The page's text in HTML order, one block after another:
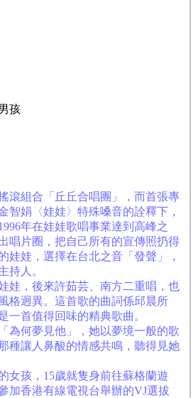
孩
滾組合「丘丘合唱團」，而首張專
智娟〈娃娃〉特殊嗓音的詮釋下，
年在娃娃歌唱事業達到高峰之
唱片圈，把自己所有的宣傳照扔得
娃娃，選擇在台北之音「發聲」，
持人。
娃，後來許茹芸、南方二重唱，也
格迥異。這首歌的曲詞係邱晨所
一首值得回味的精典歌曲。
為何夢見他」，她以夢境一般的歌
種讓人鼻酸的情感共鳴，聽得見她
孩，15歲就隻身前往蘇格蘭遊
加香港有線電視台舉辦的VJ選拔